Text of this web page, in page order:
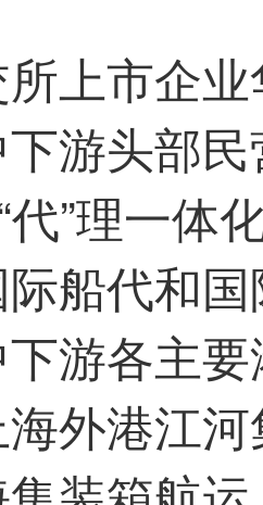
上市企业
游头部
代”理一
船代和
游各主
外港江